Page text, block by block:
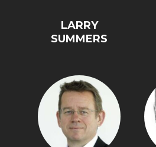
LARRY
SUMMERS